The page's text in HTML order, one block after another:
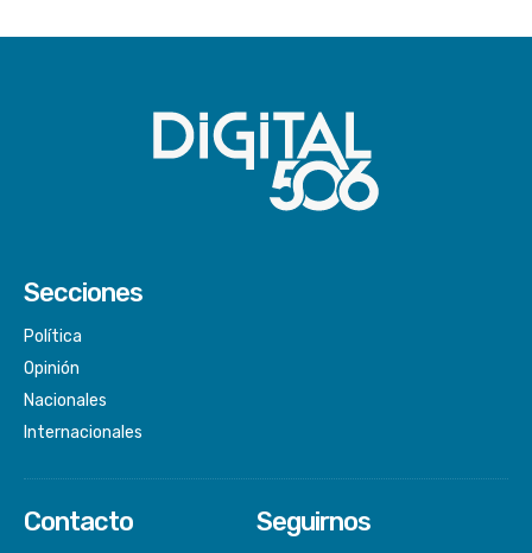
Secciones
Política
Opinión
Nacionales
Internacionales
Contacto Seguirnos